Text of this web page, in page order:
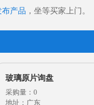
产品 ，坐等买家上门。
玻璃原片询盘
采购量：0
地址：广东